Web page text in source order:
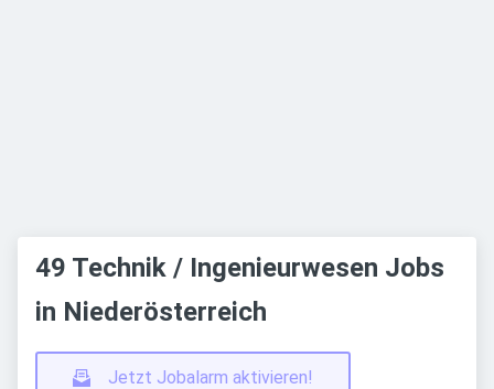
49 Technik / Ingenieurwesen Jobs
in Niederösterreich
Jetzt Jobalarm aktivieren!